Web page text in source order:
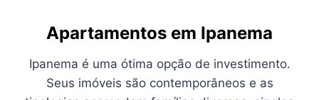
Apartamentos em Ipanema
Ipanema é uma ótima opção de investimento.
Seus imóveis são contemporâneos e as